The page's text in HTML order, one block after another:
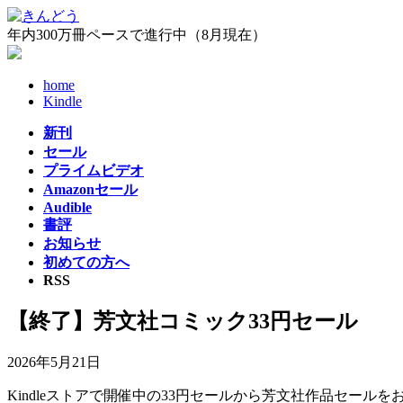
コ
ン
テ
ナ
ビ
ゲ
年内300万冊ペースで進行中（8月現在）
home
Kindle
新刊
セール
プライムビデオ
Amazonセール
Audible
書評
お知らせ
初めての方へ
RSS
【終了】芳文社コミック33円セール
2026年5月21日
Kindleストアで開催中の33円セールから芳文社作品セールを